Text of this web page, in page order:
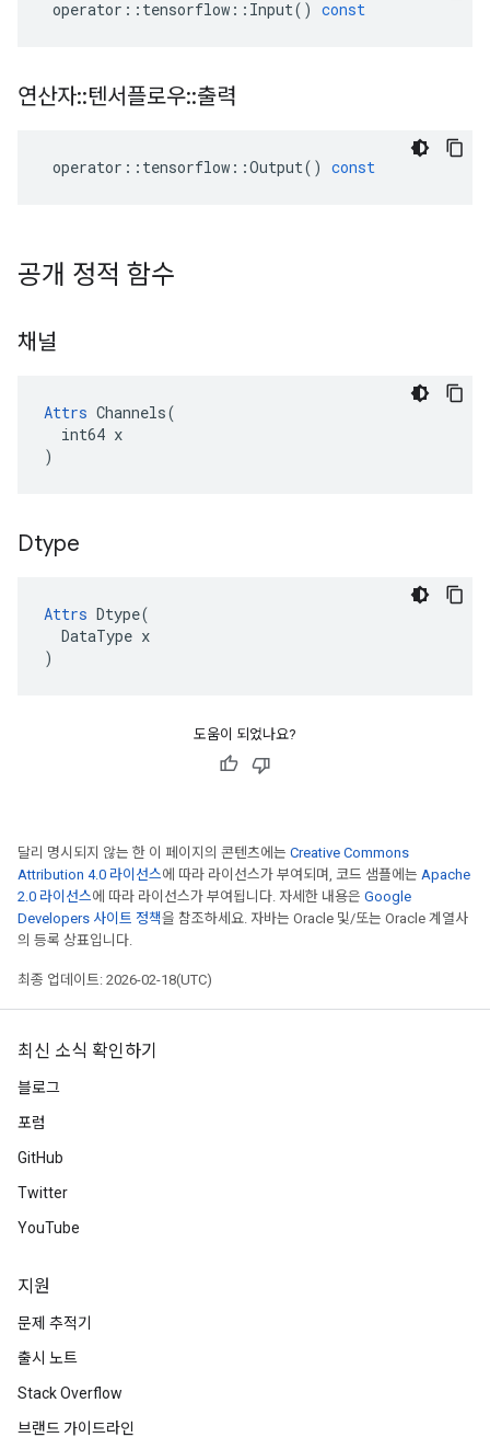
operator :: tensorflow :: Input() const
연산자::텐서플로우::출력
operator :: tensorflow ::Output() const
공개 정적 함수
채널
Attrs Channels(
  int64 x
)
Dtype
Attrs Dtype(
DataType x
)
도움이 되었나요?
달리 명시되지 않는 한 이 페이지의 콘텐츠에는 Creative Commons
Attribution 4.0 라이선스에 따라 라이선스가 부여되며, 코드 샘플에는 Apache
2.0 라이선스에 따라 라이선스가 부여됩니다. 자세한 내용은 Google
Developers 사이트 정책을 참조하세요. 자바는 Oracle 및/또는 Oracle 계열사
의 등록 상표입니다.
최종 업데이트: 2026-02-18(UTC)
최신 소식 확인하기
블로그
포럼
GitHub
Twitter
YouTube
지원
문제 추적기
출시 노트
Stack Overflow
브랜드 가이드라인